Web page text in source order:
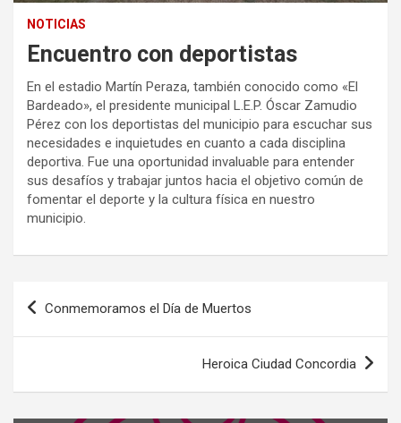
NOTICIAS
Encuentro con deportistas
En el estadio Martín Peraza, también conocido como «El
Bardeado», el presidente municipal L.E.P. Óscar Zamudio
Pérez con los deportistas del municipio para escuchar sus
necesidades e inquietudes en cuanto a cada disciplina
deportiva. Fue una oportunidad invaluable para entender
sus desafíos y trabajar juntos hacia el objetivo común de
fomentar el deporte y la cultura física en nuestro
municipio.
Navegación
de
Conmemoramos el Día de Muertos
Heroica Ciudad Concordia